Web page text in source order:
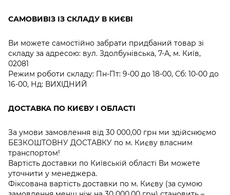
САМОВИВІЗ ІЗ СКЛАДУ В КИЄВІ
Ви можете самостійно забрати придбаний товар зі
складу за адресою: вул. Здолбунівська, 7-А, м. Київ,
02081
Режим роботи складу: Пн-Пт: 9-00 до 18-00, Сб: 10-00 до
16-00, Нд: ВИХІДНИЙ
ДОСТАВКА ПО КИЄВУ І ОБЛАСТІ
За умови замовлення від 30 000,00 грн ми здійснюємо
БЕЗКОШТОВНУ ДОСТАВКУ по м. Києву власним
транспортом!
Вартість доставки по Київській області Ви можете
уточнити у менеджера.
Фіксована вартість доставки по м. Києву (за сумою